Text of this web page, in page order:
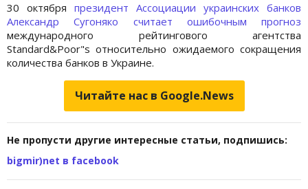
30 октября президент Ассоциации украинских банков
Александр Сугоняко считает ошибочным прогноз
международного рейтингового агентства
Standard&Poor"s относительно ожидаемого сокращения
количества банков в Украине.
Читайте нас в Google.News
Не пропусти другие интересные статьи, подпишись:
bigmir)net в facebook